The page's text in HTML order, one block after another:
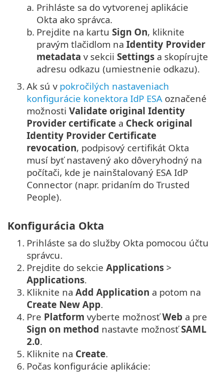
a. Prihláste sa do vytvorenej aplikácie
Okta ako správca.
b. Prejdite na kartu Sign On, kliknite
pravým tlačidlom na Identity Provider
metadata v sekcii Settings a skopírujte
adresu odkazu (umiestnenie odkazu).
3. Ak sú v pokročilých nastaveniach
konfigurácie konektora IdP ESA označené
možnosti Validate original Identity
Provider certificate a Check original
Identity Provider Certificate
revocation, podpisový certifikát Okta
musí byť nastavený ako dôveryhodný na
počítači, kde je nainštalovaný ESA IdP
Connector (napr. pridaním do Trusted
People).
Konfigurácia Okta
1. Prihláste sa do služby Okta pomocou účtu
správcu.
2. Prejdite do sekcie Applications >
Applications.
3. Kliknite na Add Application a potom na
Create New App.
4. Pre Platform vyberte možnosťWeb a pre
Sign on method nastavte možnosťSAML
2.0.
5. Kliknite na Create.
6. Počas konfigurácie aplikácie: